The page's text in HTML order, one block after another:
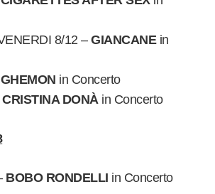
8/12 –GIANCANEin
GHEMON in Concerto
CRISTINA DONÀ in Concerto
BOBO RONDELLI in Concerto